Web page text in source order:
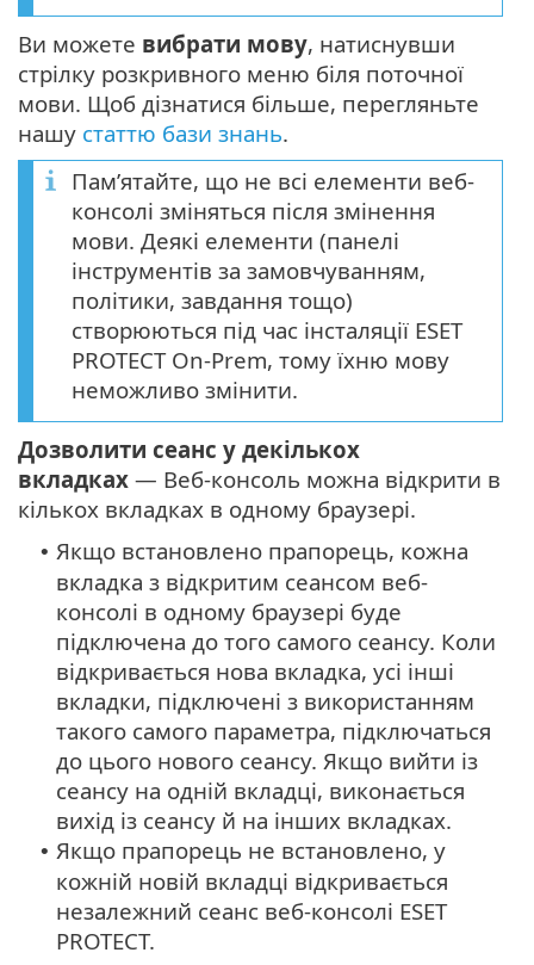
Ви можете вибрати мову, натиснувши
стрілку розкривного меню біля поточної
мови. Щоб дізнатися більше, перегляньте
нашу статтю бази знань.
Пам’ятайте, що не всі елементи веб-
консолі зміняться після змінення
мови. Деякі елементи (панелі
інструментів за замовчуванням,
політики, завдання тощо)
створюються під час інсталяції ESET
PROTECT On-Prem, тому їхню мову
неможливо змінити.
Дозволити сеанс у декількох
вкладках — Веб-консоль можна відкрити в
кількох вкладках в одному браузері.
• Якщо встановлено прапорець, кожна
вкладка з відкритим сеансом веб-
консолі в одному браузері буде
підключена до того самого сеансу. Коли
відкривається нова вкладка, усі інші
вкладки, підключені з використанням
такого самого параметра, підключаться
до цього нового сеансу. Якщо вийти із
сеансу на одній вкладці, виконається
вихід із сеансу й на інших вкладках.
• Якщо прапорець не встановлено, у
кожній новій вкладці відкривається
незалежний сеанс веб-консолі ESET
PROTECT.